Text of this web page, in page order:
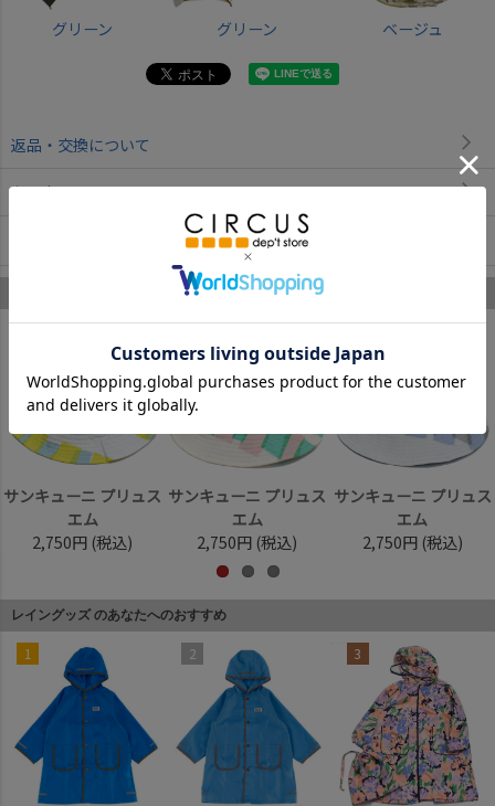
グリーン グリーン ベージュ
返品・交換について
お取寄せについて
商品についてのお問い合わせ
サンキューニ プリュス エム のあなたへのおすすめ
サンキューニ プリュス
エム
2,750円 (税込)
サンキューニ プリュス
エム
2,750円 (税込)
サンキューニ プリュス
エム
2,750円 (税込)
レイングッズ のあなたへのおすすめ
1 2 3